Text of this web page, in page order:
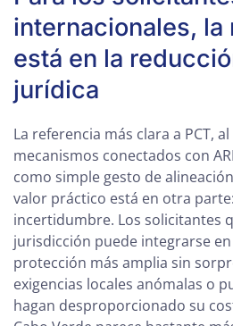
internacionales, la
está en la
jurídica
La referencia más clara a PCT,
mecanismos conectados con
como simple gesto de
valor práctico está en otra
incertidumbre. Los solicitantes
jurisdicción puede integrarse
protección más amplia sin
exigencias locales anómalas o
hagan desproporcionado su